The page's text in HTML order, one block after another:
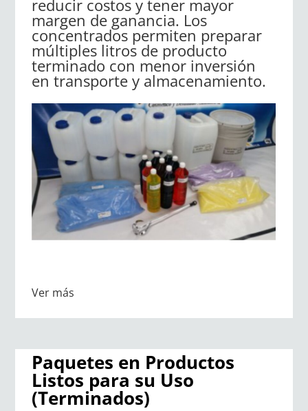
reducir costos y tener mayor
margen de ganancia. Los
concentrados permiten preparar
múltiples litros de producto
terminado con menor inversión
en transporte y almacenamiento.
Ver más
Paquetes en Productos
Listos para su Uso
(Terminados)